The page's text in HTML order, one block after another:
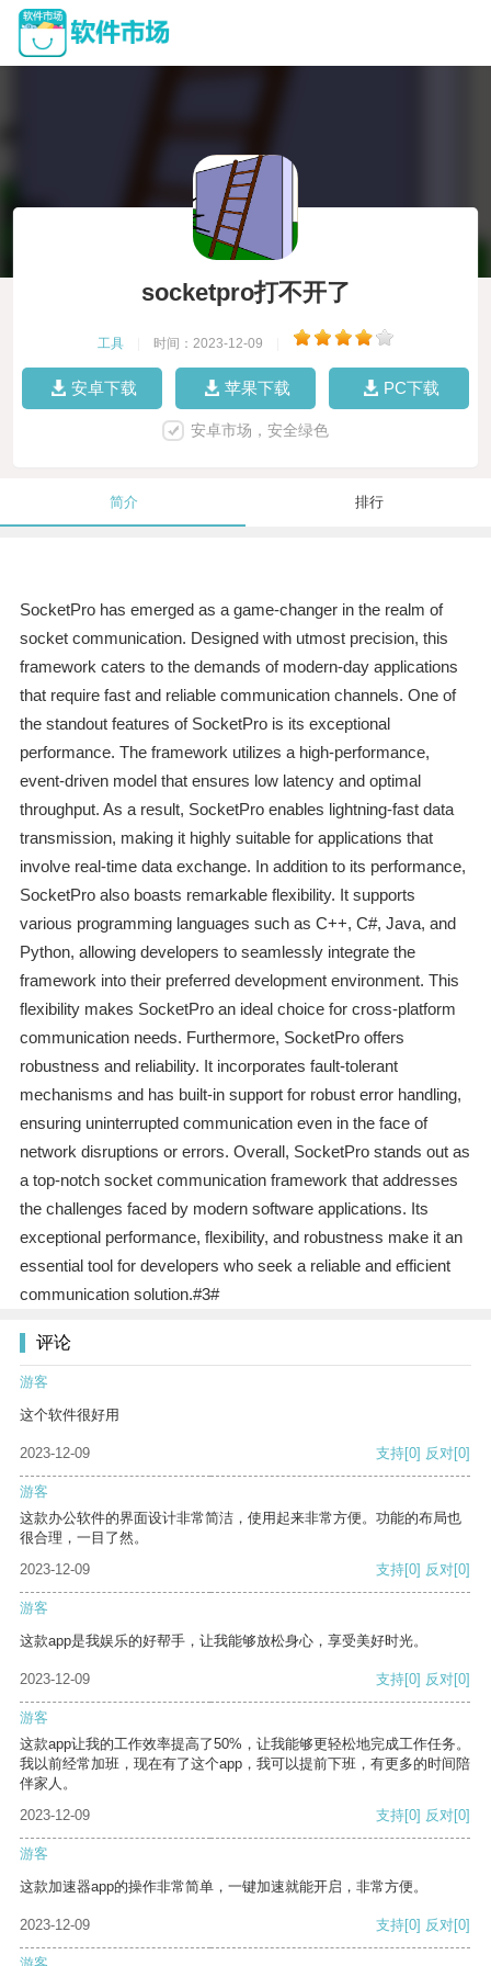
socketpro打不开了
工具 时间：2023-12-09
安卓下载 苹果下载 PC下载
安卓市场，安全绿色
简介 排行
SocketPro has emerged as a game-changer in the realm of
socket communication. Designed with utmost precision, this
framework caters to the demands of modern-day applications
that require fast and reliable communication channels. One of
the standout features of SocketPro is its exceptional
performance. The framework utilizes a high-performance,
event-driven model that ensures low latency and optimal
throughput. As a result, SocketPro enables lightning-fast data
transmission, making it highly suitable for applications that
involve real-time data exchange. In addition to its performance,
SocketPro also boasts remarkable flexibility. It supports
various programming languages such as C++, C#, Java, and
Python, allowing developers to seamlessly integrate the
framework into their preferred development environment. This
flexibility makes SocketPro an ideal choice for cross-platform
communication needs. Furthermore, SocketPro offers
robustness and reliability. It incorporates fault-tolerant
mechanisms and has built-in support for robust error handling,
ensuring uninterrupted communication even in the face of
network disruptions or errors. Overall, SocketPro stands out as
a top-notch socket communication framework that addresses
the challenges faced by modern software applications. Its
exceptional performance, flexibility, and robustness make it an
essential tool for developers who seek a reliable and efficient
communication solution.#3#
评论
游客
这个软件很好用
2023-12-09 支持[0] 反对[0]
游客
这款办公软件的界面设计非常简洁，使用起来非常方便。功能的布局也
很合理，一目了然。
2023-12-09
支持[0] 反对[0]
游客
这款app是我娱乐的好帮手，让我能够放松身心，享受美好时光。
2023-12-09 支持[0] 反对[0]
游客
这款app让我的工作效率提高了50%，让我能够更轻松地完成工作任务。
我以前经常加班，现在有了这个app，我可以提前下班，有更多的时间陪
伴家人。
2023-12-09
支持[0] 反对[0]
游客
这款加速器app的操作非常简单，一键加速就能开启，非常方便。
2023-12-09 支持[0] 反对[0]